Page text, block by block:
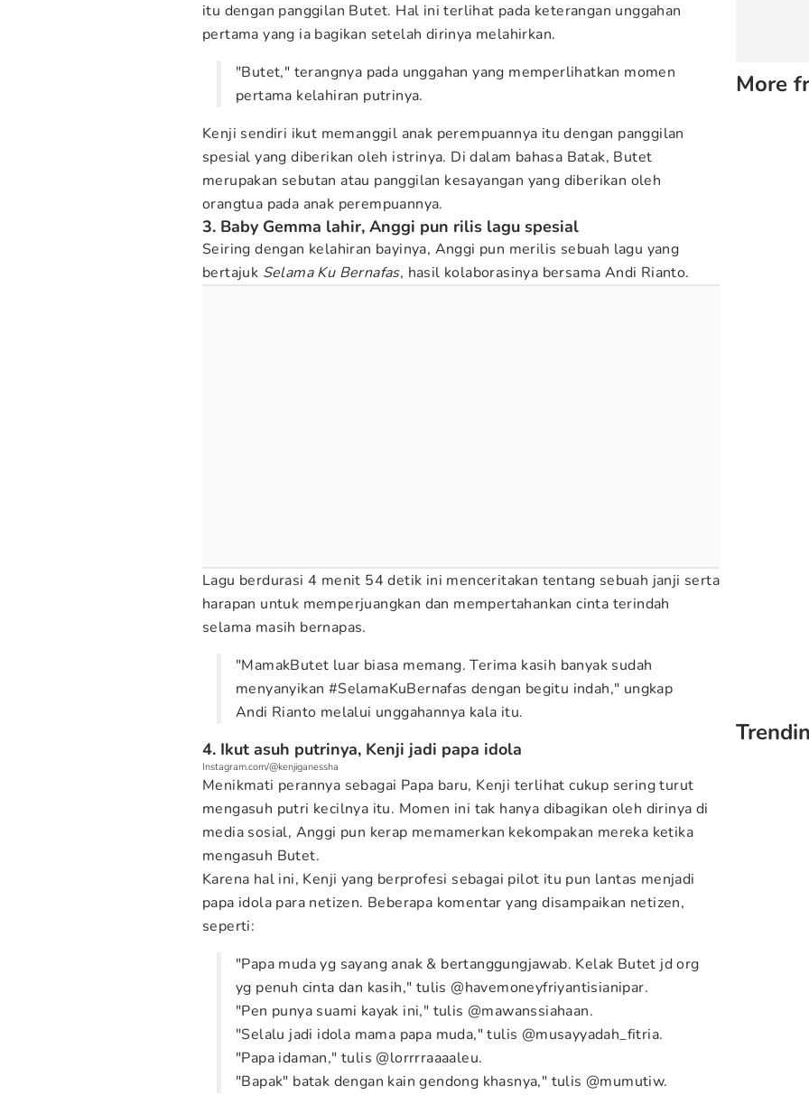
itu dengan panggilan Butet. Hal ini terlihat pada keterangan unggahan
pertama yang ia bagikan setelah dirinya melahirkan.
"Butet," terangnya pada unggahan yang memperlihatkan momen
pertama kelahiran putrinya.
Kenji sendiri ikut memanggil anak perempuannya itu dengan panggilan
spesial yang diberikan oleh istrinya. Di dalam bahasa Batak, Butet
merupakan sebutan atau panggilan kesayangan yang diberikan oleh
orangtua pada anak perempuannya.
3. Baby Gemma lahir, Anggi pun rilis lagu spesial
Seiring dengan kelahiran bayinya, Anggi pun merilis sebuah lagu yang
bertajuk Selama Ku Bernafas, hasil kolaborasinya bersama Andi Rianto.
Lagu berdurasi 4 menit 54 detik ini menceritakan tentang sebuah janji serta
harapan untuk memperjuangkan dan mempertahankan cinta terindah
selama masih bernapas.
"MamakButet luar biasa memang. Terima kasih banyak sudah
menyanyikan #SelamaKuBernafas dengan begitu indah," ungkap
Andi Rianto melalui unggahannya kala itu.
4. Ikut asuh putrinya, Kenji jadi papa idola
Instagram.com/@kenjiganessha
Menikmati perannya sebagai Papa baru, Kenji terlihat cukup sering turut
mengasuh putri kecilnya itu. Momen ini tak hanya dibagikan oleh dirinya di
media sosial, Anggi pun kerap memamerkan kekompakan mereka ketika
mengasuh Butet.
Karena hal ini, Kenji yang berprofesi sebagai pilot itu pun lantas menjadi
papa idola para netizen. Beberapa komentar yang disampaikan netizen,
seperti:
"Papa muda yg sayang anak & bertanggungjawab. Kelak Butet jd org
yg penuh cinta dan kasih," tulis @havemoneyfriyantisianipar.
"Pen punya suami kayak ini," tulis @mawanssiahaan.
"Selalu jadi idola mama papa muda," tulis @musayyadah_fitria.
"Papa idaman," tulis @lorrrraaaaleu.
"Bapak" batak dengan kain gendong khasnya," tulis @mumutiw.
More